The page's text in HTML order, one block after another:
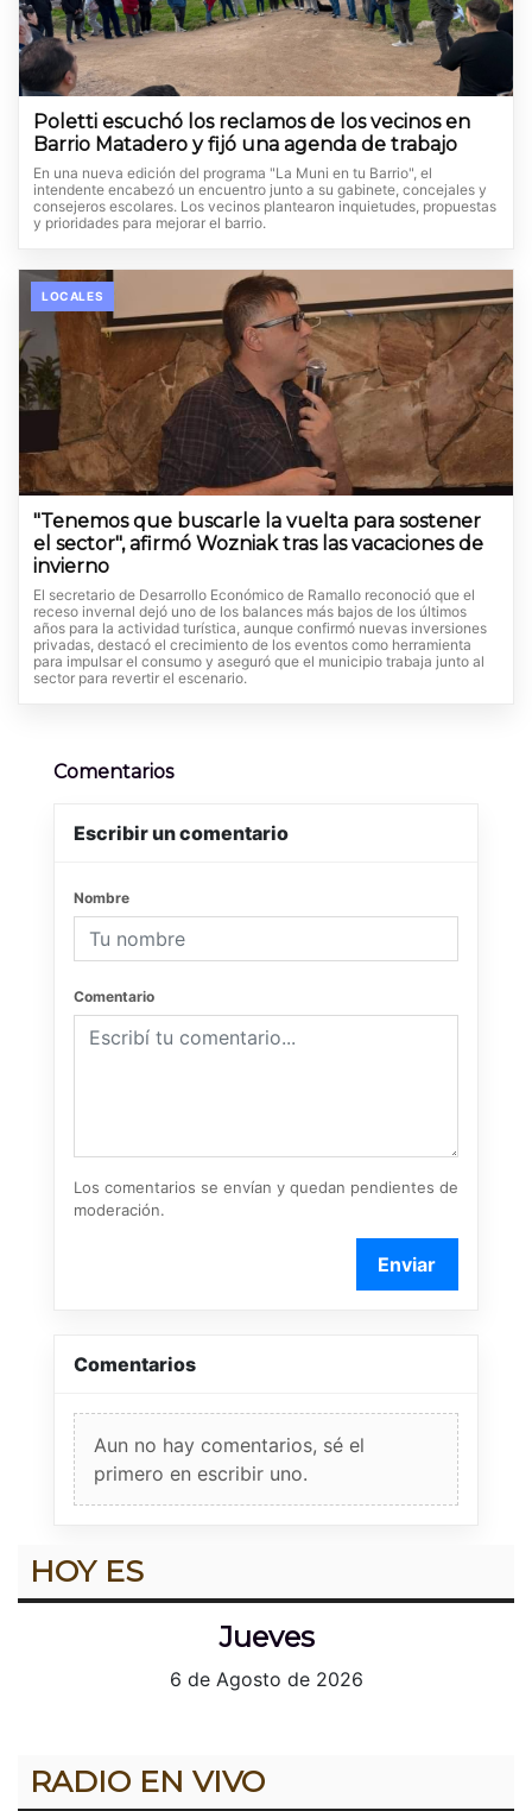
Poletti escuchó los reclamos de los vecinos en
Barrio Matadero y fijó una agenda de trabajo
En una nueva edición del programa "La Muni en tu Barrio", el
intendente encabezó un encuentro junto a su gabinete, concejales y
consejeros escolares. Los vecinos plantearon inquietudes, propuestas
y prioridades para mejorar el barrio.
LOCALES
"Tenemos que buscarle la vuelta para sostener
el sector", afirmó Wozniak tras las vacaciones de
invierno
El secretario de Desarrollo Económico de Ramallo reconoció que el
receso invernal dejó uno de los balances más bajos de los últimos
años para la actividad turística, aunque confirmó nuevas inversiones
privadas, destacó el crecimiento de los eventos como herramienta
para impulsar el consumo y aseguró que el municipio trabaja junto al
sector para revertir el escenario.
Comentarios
Escribir un comentario
Nombre
Comentario
Los comentarios se envían y quedan pendientes de
moderación.
Enviar
Comentarios
Aun no hay comentarios, sé el
primero en escribir uno.
HOY ES
Jueves
6 de Agosto de 2026
RADIO EN VIVO